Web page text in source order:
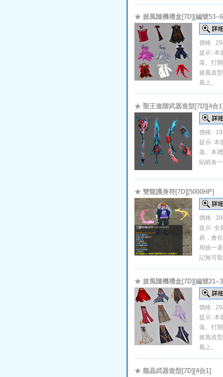
★ 披風隨機禮盒[7D][編號
價格 :
提示: 本
落。打
披風造
風上。
★ 聖王進階武器造型[7D][4合
價格 :
提示: 本
落。本
貼紙各
★ 雙龍護身符[7D][5000HP]
價格 :
提示: 全
易，會
用統一
記無可
★ 披風隨機禮盒[7D][編號
價格 :
提示: 本
落。打
披風造
風上。
★ 龍晶武器造型[7D][4合1]